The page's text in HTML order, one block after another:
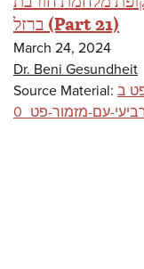
ברזל (Part 21)
March 24, 2024
Dr. Beni Gesundheit
Source Material: ב
עם-מזמור-פט_0
(PDF)